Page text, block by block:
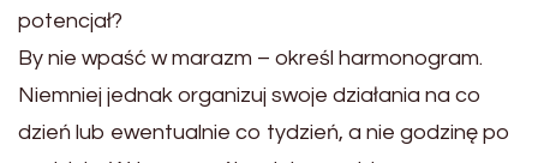
potencjał?
By nie wpaść w marazm – określ harmonogram.
Niemniej jednak organizuj swoje działania na co
dzień lub ewentualnie co tydzień, a nie godzinę po